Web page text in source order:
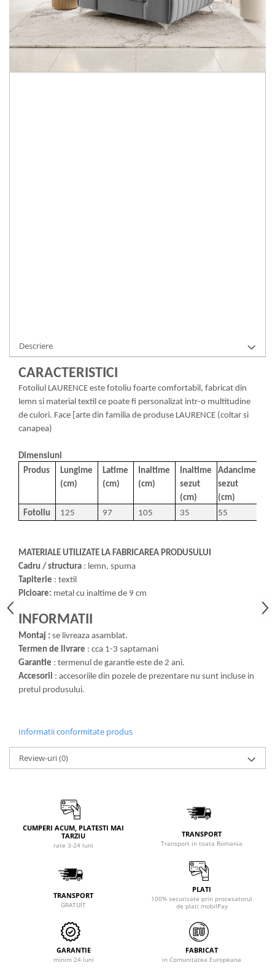
Descriere
CARACTERISTICI
Fotoliul LAURENCE este fotoliu foarte comfortabil, fabricat din
lemn si material textil ce poate fi personalizat intr-o multitudine
de culori. Face [arte din familia de produse LAURENCE (coltar si
canapea)
Dimensiuni
Produs
Lungime
(cm)
Latime
(cm)
Inaltime
(cm)
Inaltime
sezut
(cm)
Adancime
sezut
(cm)
Fotoliu
125 97 105 35 55
MATERIALE UTILIZATE LA FABRICAREA PRODUSULUI
Cadru / structura : lemn, spuma
Tapiterie : textil
Picioare: metal cu inaltime de 9 cm
INFORMATII
Montaj : se livreaza asamblat.
Termen de livrare : cca 1-3 saptamani
Garantie : termenul de garantie este de 2 ani.
Accesorii : accesoriile din pozele de prezentare nu sunt incluse in
pretul produsului.
Informatii conformitate produs
Review-uri(0)
CUMPERI ACUM, PLATESTI MAI
TARZIU
rate 3-24 luni
TRANSPORT
Transport in toata Romania
TRANSPORT
GRATUIT
PLATI
100% securizate prin procesatorul
de plati mobilPay
GARANTIE
minim 24 luni
FABRICAT
in Comunitatea Europeana